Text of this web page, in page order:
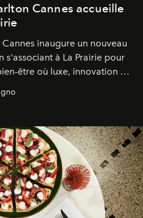
Cannes accueille
inaugure un nouveau
s'associant à La Prairie pour
être où luxe, innovation et